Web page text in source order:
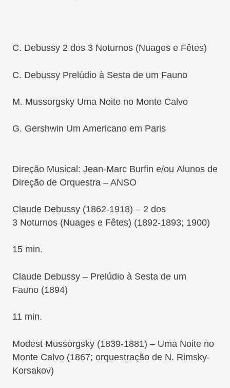
C. Debussy 2 dos 3 Noturnos (Nuages e Fêtes)
C. Debussy Prelúdio à Sesta de um Fauno
M. Mussorgsky Uma Noite no Monte Calvo
G. Gershwin Um Americano em Paris
Direção Musical: Jean-Marc Burfin e/ou Alunos de
Direção de Orquestra – ANSO
Claude Debussy (1862-1918) – 2 dos
3 Noturnos (Nuages e Fêtes) (1892-1893; 1900)
15 min.
Claude Debussy – Prelúdio à Sesta de um
Fauno (1894)
11 min.
Modest Mussorgsky (1839-1881) – Uma Noite no
Monte Calvo (1867; orquestração de N. Rimsky-
Korsakov)